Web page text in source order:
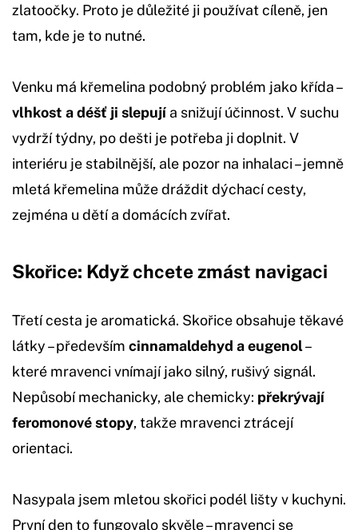
zlatoočky. Proto je důležité ji používat cíleně, jen
tam, kde je to nutné.
Venku má křemelina podobný problém jako křída –
vlhkost a déšť ji slepují a snižují účinnost. V suchu
vydrží týdny, po dešti je potřeba ji doplnit. V
interiéru je stabilnější, ale pozor na inhalaci – jemně
mletá křemelina může dráždit dýchací cesty,
zejména u dětí a domácích zvířat.
Skořice: Když chcete zmást navigaci
Třetí cesta je aromatická. Skořice obsahuje těkavé
látky – především cinnamaldehyd a eugenol–
které mravenci vnímají jako silný, rušivý signál.
Nepůsobí mechanicky, ale chemicky: překrývají
feromonové stopy, takže mravenci ztrácejí
orientaci.
Nasypala jsem mletou skořici podél lišty v kuchyni.
První den to fungovalo skvěle – mravenci se